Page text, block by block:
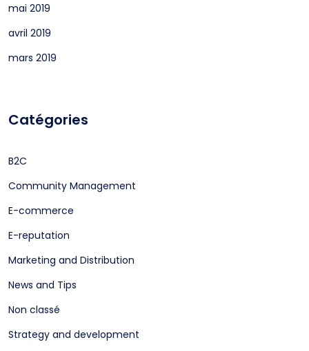
mai 2019
avril 2019
mars 2019
Catégories
B2C
Community Management
E-commerce
E-reputation
Marketing and Distribution
News and Tips
Non classé
Strategy and development